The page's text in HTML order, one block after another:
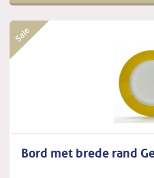
Bord met brede rand